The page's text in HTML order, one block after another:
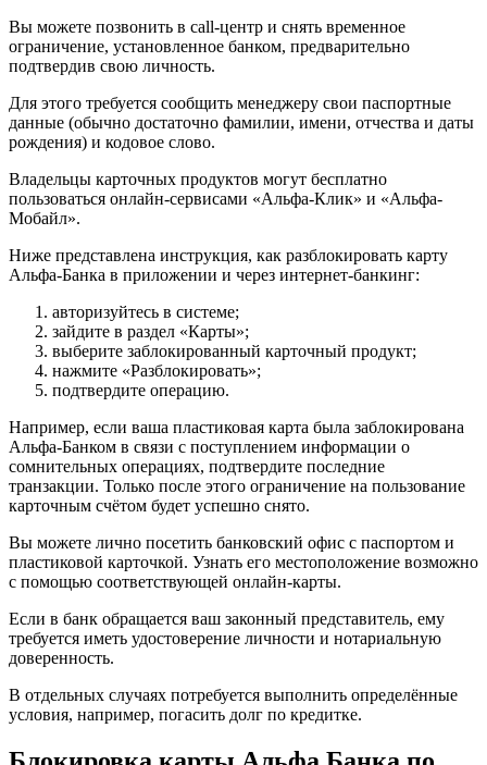
Вы можете позвонить в call-центр и снять временное
ограничение, установленное банком, предварительно
подтвердив свою личность.
Для этого требуется сообщить менеджеру свои паспортные
данные (обычно достаточно фамилии, имени, отчества и даты
рождения) и кодовое слово.
Владельцы карточных продуктов могут бесплатно
пользоваться онлайн-сервисами «Альфа-Клик» и «Альфа-
Мобайл».
Ниже представлена инструкция, как разблокировать карту
Альфа-Банка в приложении и через интернет-банкинг:
авторизуйтесь в системе;
зайдите в раздел «Карты»;
выберите заблокированный карточный продукт;
нажмите «Разблокировать»;
подтвердите операцию.
Например, если ваша пластиковая карта была заблокирована
Альфа-Банком в связи с поступлением информации о
сомнительных операциях, подтвердите последние
транзакции. Только после этого ограничение на пользование
карточным счётом будет успешно снято.
Вы можете лично посетить банковский офис с паспортом и
пластиковой карточкой. Узнать его местоположение возможно
с помощью соответствующей онлайн-карты.
Если в банк обращается ваш законный представитель, ему
требуется иметь удостоверение личности и нотариальную
доверенность.
В отдельных случаях потребуется выполнить определённые
условия, например, погасить долг по кредитке.